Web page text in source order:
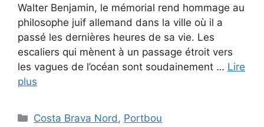
Walter Benjamin, le mémorial rend hommage au
philosophe juif allemand dans la ville où il a
passé les dernières heures de sa vie. Les
escaliers qui mènent à un passage étroit vers
les vagues de l’océan sont soudainement … Lire
plus
Catégories
Costa Brava Nord, Portbou